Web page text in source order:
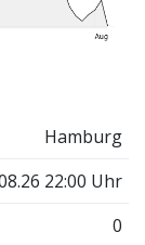
Hamburg
22:00 Uhr
0